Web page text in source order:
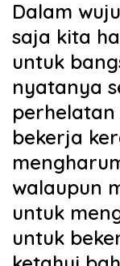
Dalam
saja kita
untuk
nyatanya
perhelatan
bekerja
walaupun
untuk
untuk